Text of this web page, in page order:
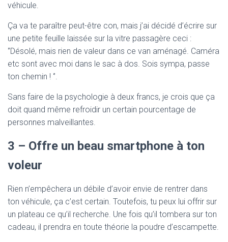
véhicule.
Ça va te paraître peut-être con, mais j’ai décidé d’écrire sur
une petite feuille laissée sur la vitre passagère ceci :
‘’Désolé, mais rien de valeur dans ce van aménagé. Caméra
etc sont avec moi dans le sac à dos. Sois sympa, passe
ton chemin ! ‘’.
Sans faire de la psychologie à deux francs, je crois que ça
doit quand même refroidir un certain pourcentage de
personnes malveillantes.
3 – Offre un beau smartphone à ton
voleur
Rien n’empêchera un débile d’avoir envie de rentrer dans
ton véhicule, ça c’est certain. Toutefois, tu peux lui offrir sur
un plateau ce qu’il recherche. Une fois qu’il tombera sur ton
cadeau, il prendra en toute théorie la poudre d’escampette.